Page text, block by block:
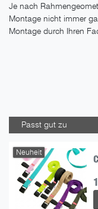
Je nach
Montage nicht immer
Montage durch Ihren
Passt gut zu
Neuheit